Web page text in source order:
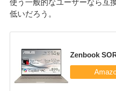
使う一般的なユーザーなら互
低いだろう。
Zenbook